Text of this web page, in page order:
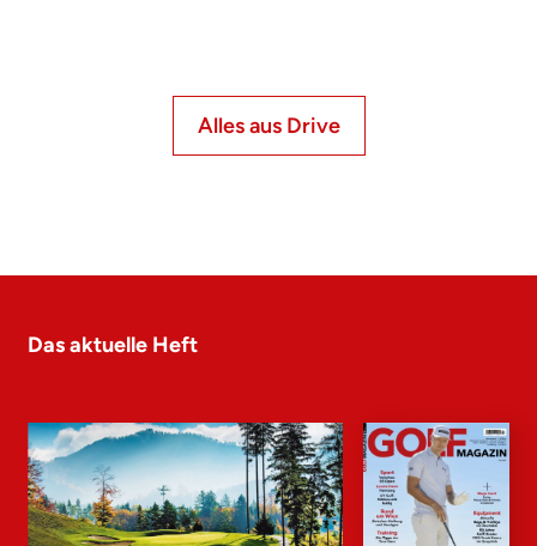
Alles aus Drive
Das aktuelle Heft